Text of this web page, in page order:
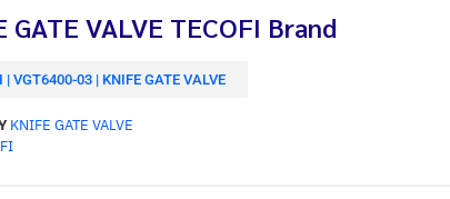
GATE VALVE TECOFI Brand
| VGT6400-03 | KNIFE GATE VALVE
KNIFE GATE VALVE